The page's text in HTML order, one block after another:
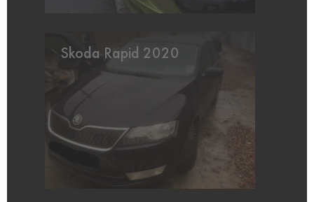
Skoda Rapid 2020